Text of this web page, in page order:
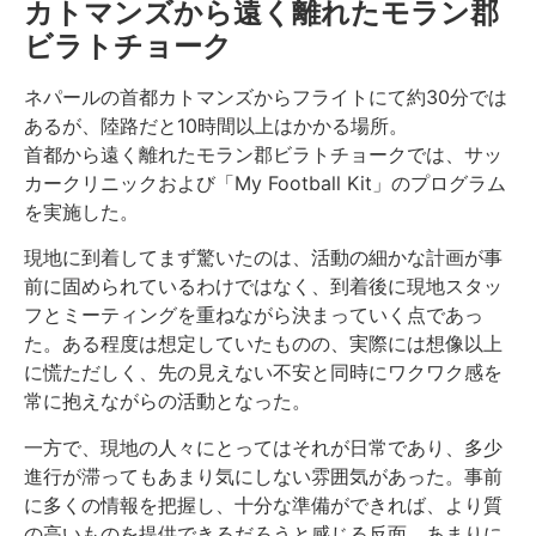
カトマンズから遠く離れたモラン郡
ビラトチョーク
ネパールの首都カトマンズからフライトにて約30分では
あるが、陸路だと10時間以上はかかる場所。
首都から遠く離れたモラン郡ビラトチョークでは、サッ
カークリニックおよび「My Football Kit」のプログラム
を実施した。
現地に到着してまず驚いたのは、活動の細かな計画が事
前に固められているわけではなく、到着後に現地スタッ
フとミーティングを重ねながら決まっていく点であっ
た。ある程度は想定していたものの、実際には想像以上
に慌ただしく、先の見えない不安と同時にワクワク感を
常に抱えながらの活動となった。
一方で、現地の人々にとってはそれが日常であり、多少
進行が滞ってもあまり気にしない雰囲気があった。事前
に多くの情報を把握し、十分な準備ができれば、より質